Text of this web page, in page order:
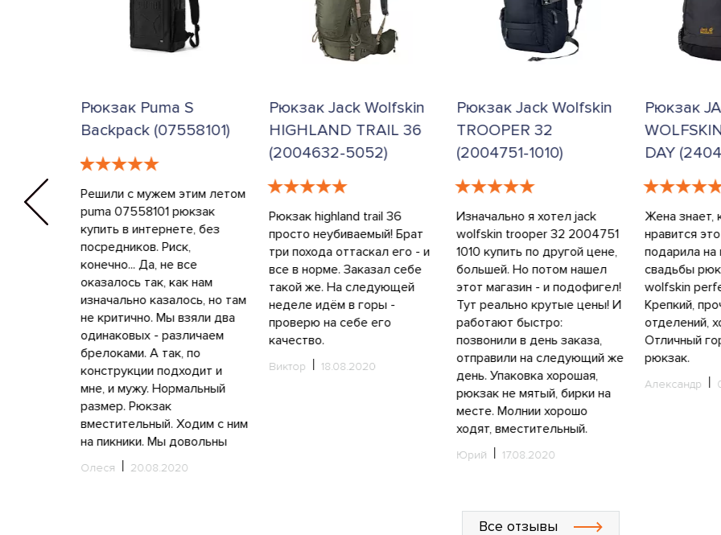
Puma S
(07558101)
с мужем этим летом
07558101 рюкзак
в интернете, без
Риск,
Да, не все
так, как нам
казалось, но там
Мы взяли два
- различаем
А так, по
подходит и
мужу. Нормальный
Ходим с ним
Мы довольны
Рюкзак Jack Wolfskin
HIGHLAND TRAIL 36
(2004632-5052)
Рюкзак highland trail 36
просто неубиваемый! Брат
три похода оттаскал его - и
все в норме. Заказал себе
такой же. На следующей
неделе идём в горы -
проверю на себе его
качество.
Виктор 18.08.2020
Рюкзак Jack Wolfskin
TROOPER 32
(2004751-1010)
Изначально я хотел jack
wolfskin trooper 32 2004751
1010 купить по другой цене,
большей. Но потом нашел
этот магазин - и подофигел!
Тут реально крутые цены! И
работают быстро:
позвонили в день заказа,
отправили на следующий же
день. Упаковка хорошая,
рюкзак не мятый, бирки на
месте. Молнии хорошо
ходят, вместительный.
Рюкзак JACK
WOLFSKIN PERFECT
DAY (24040-635)
Жена знает, как мне
нравится этот бренд, и
подарила на годовщину
свадьбы рюкзак jack
wolfskin perfect day .
Крепкий, прочный, много
отделений, хорошие молнии.
Отличный городской
рюкзак.
Александр 04.08.2020